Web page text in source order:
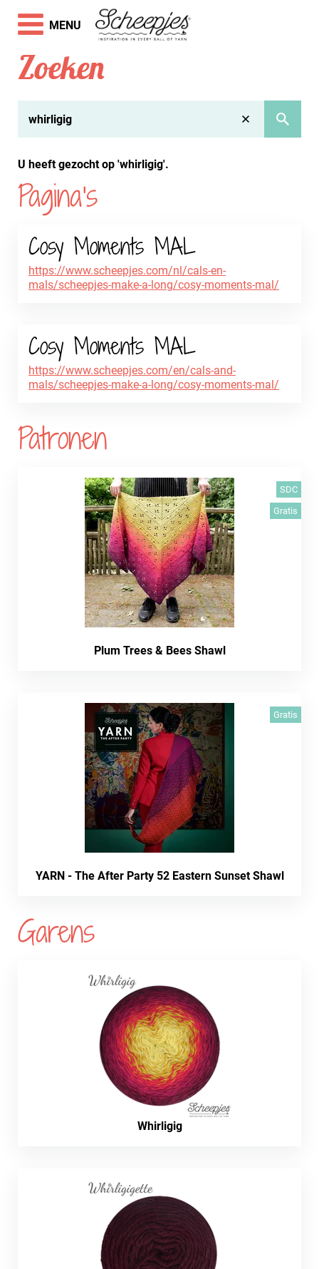
Zoeken
U heeft gezocht op 'whirligig'.
Pagina's
Cosy Moments MAL
https://www.scheepjes.com/nl/cals-en-
mals/scheepjes-make-a-long/cosy-moments-mal/
Cosy Moments MAL
https://www.scheepjes.com/en/cals-and-
mals/scheepjes-make-a-long/cosy-moments-mal/
Patronen
SDC
Gratis
Plum Trees & Bees Shawl
Gratis
YARN - The After Party 52 Eastern Sunset Shawl
Garens
Whirligig
MENU